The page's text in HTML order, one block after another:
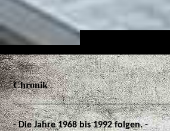
Chronik
- Die Jahre 1968 bis 1992 folgen. -